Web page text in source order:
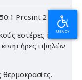
Prosint 2
εστέρες που
κινητήρες υψηλών